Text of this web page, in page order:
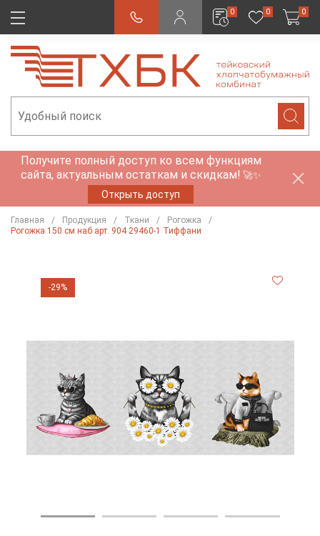
0 0 0
Получите полный доступ ко всем функциям
сайта, актуальным остаткам и скидкам! 🚀✨
Открыть доступ
Главная Продукция Ткани
Рогожка
Рогожка 150 см наб арт. 904 29460-1 Тиффани
-29%